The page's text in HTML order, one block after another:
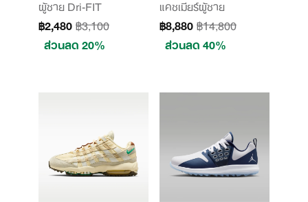
ผู้ชาย Dri-FIT
฿2,480฿3,100
ส่วนลด 20%
แคชเมียร์ผู้ชาย
฿8,880฿14,800
ส่วนลด 40%